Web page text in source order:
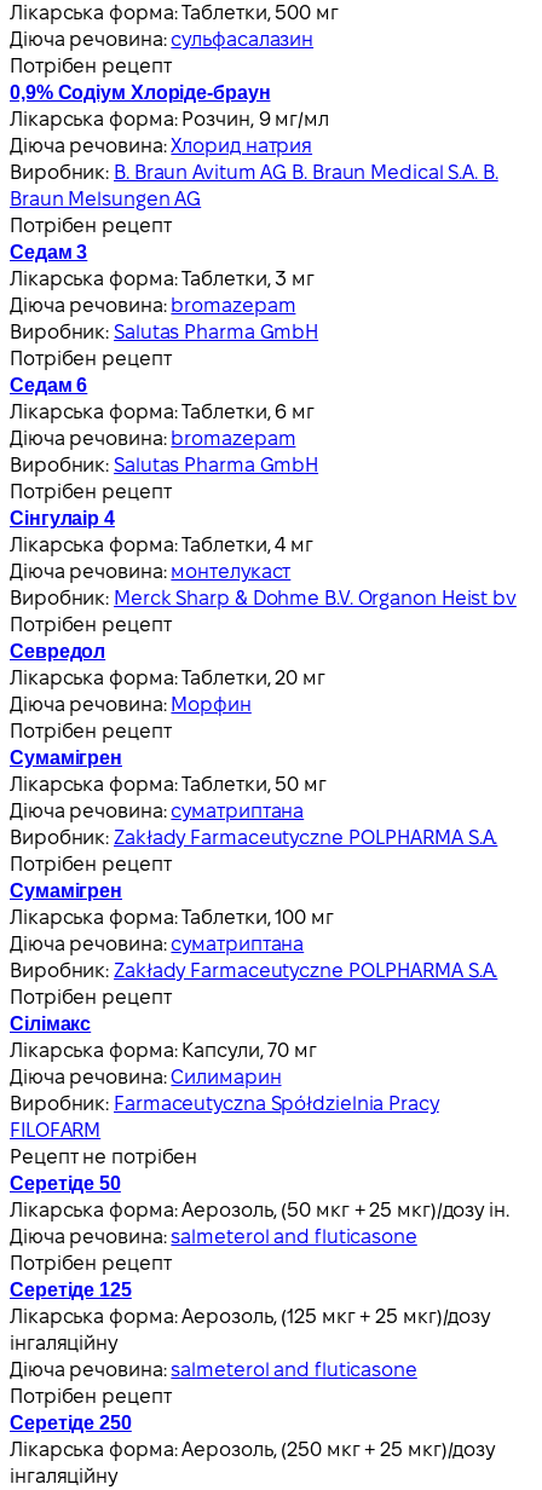
Лікарська форма:Таблетки, 500 мг
Діюча речовина: сульфасалазин
Потрібен рецепт
0,9% Содіум Хлоріде-браун
Лікарська форма: Розчин, 9 мг/мл
Діюча речовина:Хлорид натрия
Виробник: B. Braun Avitum AG B. Braun Medical S.A. B.
Braun Melsungen AG
Потрібен рецепт
Седам 3
Лікарська форма:Таблетки, 3 мг
Діюча речовина: bromazepam
Виробник:Salutas Pharma GmbH
Потрібен рецепт
Седам 6
Лікарська форма:Таблетки, 6 мг
Діюча речовина: bromazepam
Виробник:Salutas Pharma GmbH
Потрібен рецепт
Сінгулаір 4
Лікарська форма:Таблетки, 4 мг
Діюча речовина: монтелукаст
Виробник: Merck Sharp & Dohme B.V. Organon Heist bv
Потрібен рецепт
Севредол
Лікарська форма:Таблетки, 20 мг
Діюча речовина: Морфин
Потрібен рецепт
Сумамігрен
Лікарська форма:Таблетки, 50 мг
Діюча речовина: суматриптана
Виробник: Zakłady Farmaceutyczne POLPHARMA S.A.
Потрібен рецепт
Сумамігрен
Лікарська форма:Таблетки, 100 мг
Діюча речовина: суматриптана
Виробник: Zakłady Farmaceutyczne POLPHARMA S.A.
Потрібен рецепт
Сілімакс
Лікарська форма: Капсули, 70 мг
Діюча речовина:Силимарин
Виробник: Farmaceutyczna Spółdzielnia Pracy
FILOFARM
Рецепт не потрібен
Серетіде 50
Лікарська форма:Аерозоль, (50 мкг + 25 мкг)/дозу ін.
Діюча речовина:salmeterol and fluticasone
Потрібен рецепт
Серетіде 125
Лікарська форма:Аерозоль, (125 мкг + 25 мкг)/дозу
інгаляційну
Діюча речовина:salmeterol and fluticasone
Потрібен рецепт
Серетіде 250
Лікарська форма:Аерозоль, (250 мкг + 25 мкг)/дозу
інгаляційну